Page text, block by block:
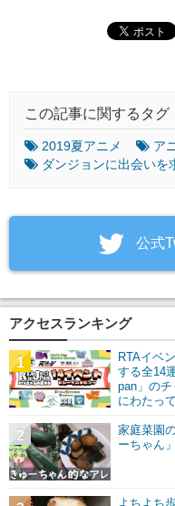
この記事に関するタグ
2019夏アニメ
ア
ダンジョンに出会いを
公式
アクセスランキング
RTAイベ
する全14
pan」の
にわたっ
1
家庭菜園
ーちゃん
2
よちよち